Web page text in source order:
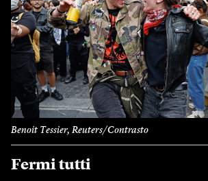
Benoit Tessier, Reuters/Contrasto
Fermi tutti